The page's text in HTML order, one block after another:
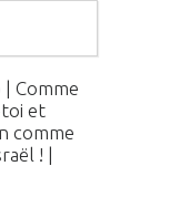
| Comme
toi et
comme
! |